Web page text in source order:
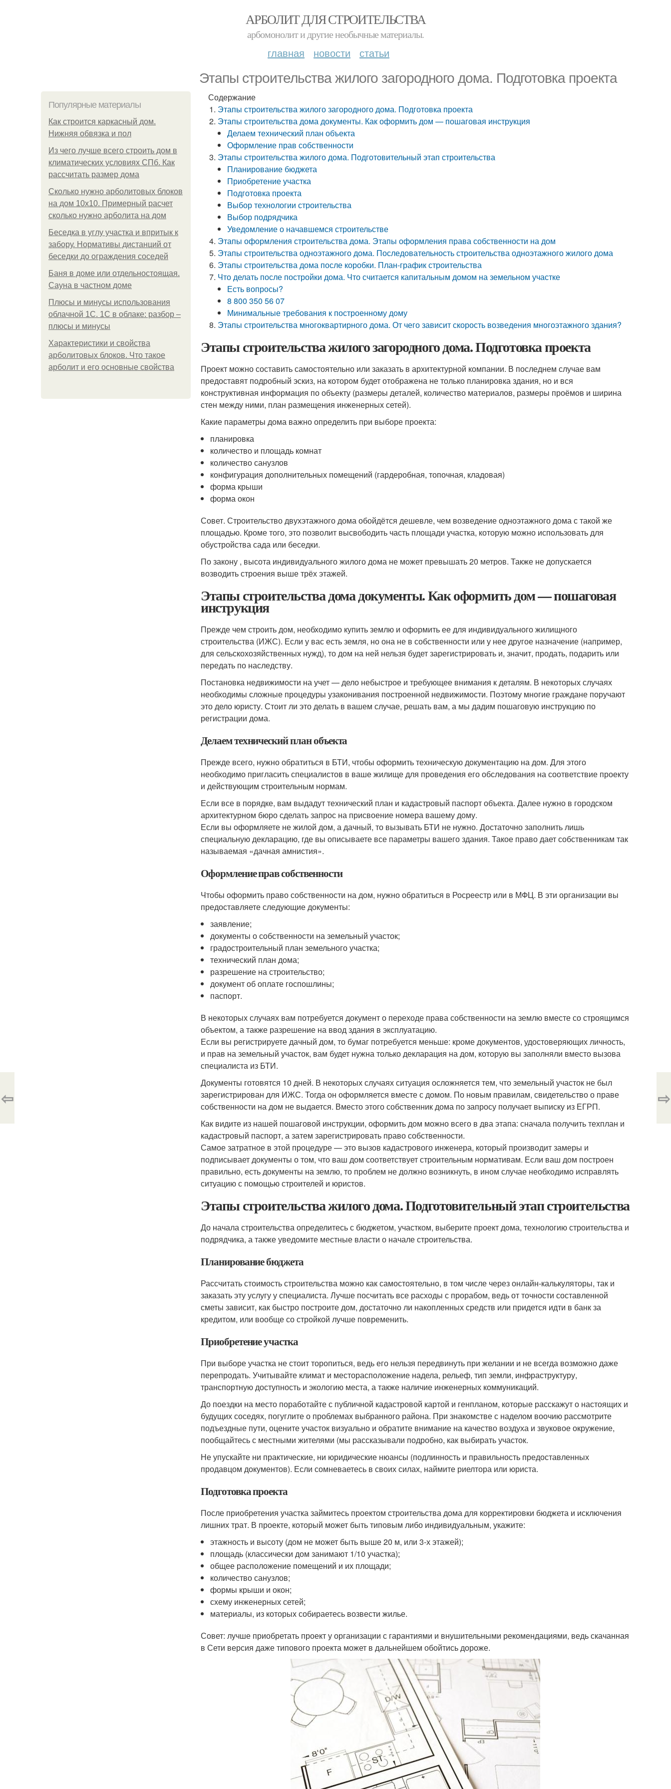
АРБОЛИТ ДЛЯ СТРОИТЕЛЬСТВА
арбомонолит и другие необычные материалы.
главная новости статьи
Этапы строительства жилого загородного дома. Подготовка проекта
Популярные материалы
Как строится каркасный дом.
Нижняя обвязка и пол
Из чего лучше всего строить дом в
климатических условиях СПб. Как
рассчитать размер дома
Сколько нужно арболитовых блоков
на дом 10х10. Примерный расчет
сколько нужно арболита на дом
Беседка в углу участка и впритык к
забору. Нормативы дистанций от
беседки до ограждения соседей
Баня в доме или отдельностоящая.
Сауна в частном доме
Плюсы и минусы использования
облачной 1С. 1С в облаке: разбор –
плюсы и минусы
Характеристики и свойства
арболитовых блоков. Что такое
арболит и его основные свойства
Содержание
Этапы строительства жилого загородного дома. Подготовка проекта
Этапы строительства дома документы. Как оформить дом — пошаговая инструкция
Делаем технический план объекта
Оформление прав собственности
Этапы строительства жилого дома. Подготовительный этап строительства
Планирование бюджета
Приобретение участка
Подготовка проекта
Выбор технологии строительства
Выбор подрядчика
Уведомление о начавшемся строительстве
Этапы оформления строительства дома. Этапы оформления права собственности на дом
Этапы строительства одноэтажного дома. Последовательность строительства одноэтажного жилого дома
Этапы строительства дома после коробки. План-график строительства
Что делать после постройки дома. Что считается капитальным домом на земельном участке
Есть вопросы?
8 800 350 56 07
Минимальные требования к построенному дому
Этапы строительства многоквартирного дома. От чего зависит скорость возведения многоэтажного здания?
Этапы строительства жилого загородного дома. Подготовка проекта
Проект можно составить самостоятельно или заказать в архитектурной компании. В последнем случае вам
предоставят подробный эскиз, на котором будет отображена не только планировка здания, но и вся
конструктивная информация по объекту (размеры деталей, количество материалов, размеры проёмов и ширина
стен между ними, план размещения инженерных сетей).
Какие параметры дома важно определить при выборе проекта:
планировка
количество и площадь комнат
количество санузлов
конфигурация дополнительных помещений (гардеробная, топочная, кладовая)
форма крыши
форма окон
Совет. Строительство двухэтажного дома обойдётся дешевле, чем возведение одноэтажного дома с такой же
площадью. Кроме того, это позволит высвободить часть площади участка, которую можно использовать для
обустройства сада или беседки.
По закону , высота индивидуального жилого дома не может превышать 20 метров. Также не допускается
возводить строения выше трёх этажей.
Этапы строительства дома документы. Как оформить дом — пошаговая
инструкция
Прежде чем строить дом, необходимо купить землю и оформить ее для индивидуального жилищного
строительства (ИЖС). Если у вас есть земля, но она не в собственности или у нее другое назначение (например,
для сельскохозяйственных нужд), то дом на ней нельзя будет зарегистрировать и, значит, продать, подарить или
передать по наследству.
Постановка недвижимости на учет — дело небыстрое и требующее внимания к деталям. В некоторых случаях
необходимы сложные процедуры узаконивания построенной недвижимости. Поэтому многие граждане поручают
это дело юристу. Стоит ли это делать в вашем случае, решать вам, а мы дадим пошаговую инструкцию по
регистрации дома.
Делаем технический план объекта
Прежде всего, нужно обратиться в БТИ, чтобы оформить техническую документацию на дом. Для этого
необходимо пригласить специалистов в ваше жилище для проведения его обследования на соответствие проекту
и действующим строительным нормам.
Если все в порядке, вам выдадут технический план и кадастровый паспорт объекта. Далее нужно в городском
архитектурном бюро сделать запрос на присвоение номера вашему дому.
Если вы оформляете не жилой дом, а дачный, то вызывать БТИ не нужно. Достаточно заполнить лишь
специальную декларацию, где вы описываете все параметры вашего здания. Такое право дает собственникам так
называемая «дачная амнистия».
Оформление прав собственности
Чтобы оформить право собственности на дом, нужно обратиться в Росреестр или в МФЦ. В эти организации вы
предоставляете следующие документы:
заявление;
документы о собственности на земельный участок;
градостроительный план земельного участка;
технический план дома;
разрешение на строительство;
документ об оплате госпошлины;
паспорт.
В некоторых случаях вам потребуется документ о переходе права собственности на землю вместе со строящимся
объектом, а также разрешение на ввод здания в эксплуатацию.
Если вы регистрируете дачный дом, то бумаг потребуется меньше: кроме документов, удостоверяющих личность,
и прав на земельный участок, вам будет нужна только декларация на дом, которую вы заполняли вместо вызова
специалиста из БТИ.
Документы готовятся 10 дней. В некоторых случаях ситуация осложняется тем, что земельный участок не был
зарегистрирован для ИЖС. Тогда он оформляется вместе с домом. По новым правилам, свидетельство о праве
собственности на дом не выдается. Вместо этого собственник дома по запросу получает выписку из ЕГРП.
Как видите из нашей пошаговой инструкции, оформить дом можно всего в два этапа: сначала получить техплан и
кадастровый паспорт, а затем зарегистрировать право собственности.
Самое затратное в этой процедуре — это вызов кадастрового инженера, который производит замеры и
подписывает документы о том, что ваш дом соответствует строительным нормативам. Если ваш дом построен
правильно, есть документы на землю, то проблем не должно возникнуть, в ином случае необходимо исправлять
ситуацию с помощью строителей и юристов.
Этапы строительства жилого дома. Подготовительный этап строительства
До начала строительства определитесь с бюджетом, участком, выберите проект дома, технологию строительства и
подрядчика, а также уведомите местные власти о начале строительства.
Планирование бюджета
Рассчитать стоимость строительства можно как самостоятельно, в том числе через онлайн-калькуляторы, так и
заказать эту услугу у специалиста. Лучше посчитать все расходы с прорабом, ведь от точности составленной
сметы зависит, как быстро построите дом, достаточно ли накопленных средств или придется идти в банк за
кредитом, или вообще со стройкой лучше повременить.
Приобретение участка
При выборе участка не стоит торопиться, ведь его нельзя передвинуть при желании и не всегда возможно даже
перепродать. Учитывайте климат и месторасположение надела, рельеф, тип земли, инфраструктуру,
транспортную доступность и экологию места, а также наличие инженерных коммуникаций.
До поездки на место поработайте с публичной кадастровой картой и генпланом, которые расскажут о настоящих и
будущих соседях, погуглите о проблемах выбранного района. При знакомстве с наделом воочию рассмотрите
подъездные пути, оцените участок визуально и обратите внимание на качество воздуха и звуковое окружение,
пообщайтесь с местными жителями (мы рассказывали подробно, как выбирать участок.
Не упускайте ни практические, ни юридические нюансы (подлинность и правильность предоставленных
продавцом документов). Если сомневаетесь в своих силах, наймите риелтора или юриста.
Подготовка проекта
После приобретения участка займитесь проектом строительства дома для корректировки бюджета и исключения
лишних трат. В проекте, который может быть типовым либо индивидуальным, укажите:
этажность и высоту (дом не может быть выше 20 м, или 3-х этажей);
площадь (классически дом занимают 1/10 участка);
общее расположение помещений и их площади;
количество санузлов;
формы крыши и окон;
схему инженерных сетей;
материалы, из которых собираетесь возвести жилье.
Совет: лучше приобретать проект у организации с гарантиями и внушительными рекомендациями, ведь скачанная
в Сети версия даже типового проекта может в дальнейшем обойтись дороже.
⇦ ⇨